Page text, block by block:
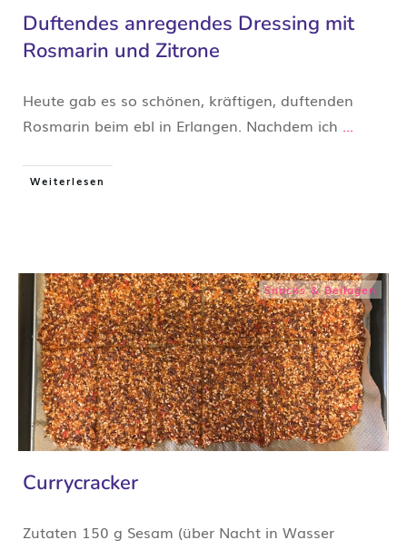
Duftendes anregendes Dressing mit
Rosmarin und Zitrone
Heute gab es so schönen, kräftigen, duftenden
Rosmarin beim ebl in Erlangen. Nachdem ich ...
Weiterlesen
Snacks & Beilagen
Currycracker
Zutaten 150 g Sesam (über Nacht in Wasser